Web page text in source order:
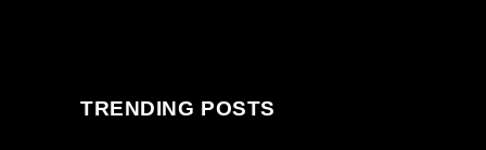
TRENDING POSTS